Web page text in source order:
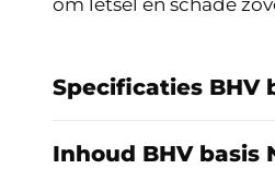
om letsel en schade
Specificaties BHV
Inhoud BHV basis